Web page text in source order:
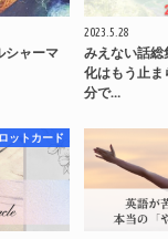
シャーマ
2023.5.28
みえない話
化はもう止ま
分で…
ットカード